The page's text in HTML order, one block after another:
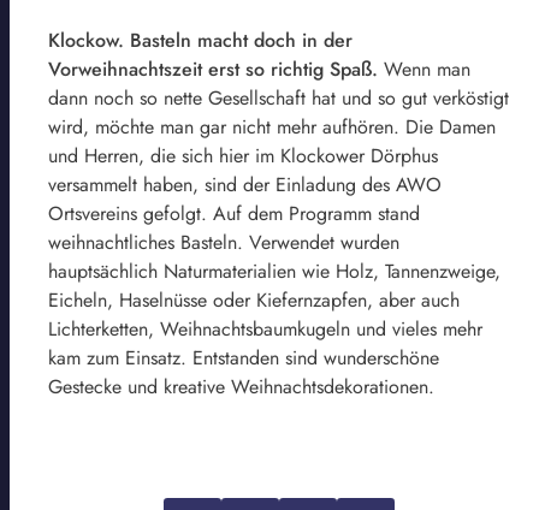
Klockow. Basteln macht doch in der
Vorweihnachtszeit erst so richtig Spaß. Wenn man
dann noch so nette Gesellschaft hat und so gut verköstigt
wird, möchte man gar nicht mehr aufhören. Die Damen
und Herren, die sich hier im Klockower Dörphus
versammelt haben, sind der Einladung des AWO
Ortsvereins gefolgt. Auf dem Programm stand
weihnachtliches Basteln. Verwendet wurden
hauptsächlich Naturmaterialien wie Holz, Tannenzweige,
Eicheln, Haselnüsse oder Kiefernzapfen, aber auch
Lichterketten, Weihnachtsbaumkugeln und vieles mehr
kam zum Einsatz. Entstanden sind wunderschöne
Gestecke und kreative Weihnachtsdekorationen.